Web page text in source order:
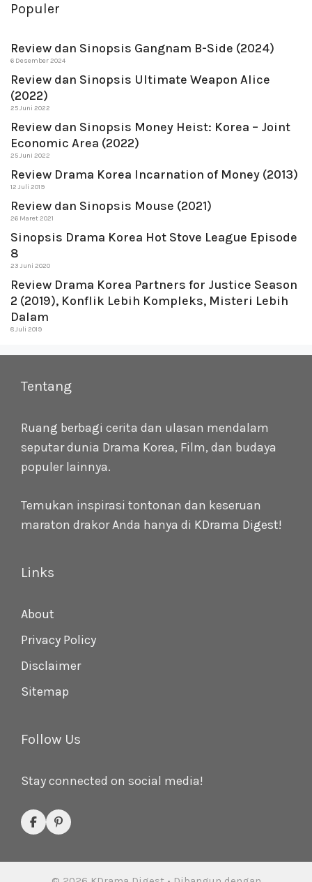
Populer
Review dan Sinopsis Gangnam B-Side (2024)
6 Desember 2024
Review dan Sinopsis Ultimate Weapon Alice
(2022)
25 Juni 2022
Review dan Sinopsis Money Heist: Korea – Joint
Economic Area (2022)
25 Juni 2022
Review Drama Korea Incarnation of Money (2013)
12 Juli 2019
Review dan Sinopsis Mouse (2021)
26 Maret 2021
Sinopsis Drama Korea Hot Stove League Episode
8
23 Juni 2020
Review Drama Korea Partners for Justice Season
2 (2019), Konflik Lebih Kompleks, Misteri Lebih
Dalam
8 Juli 2019
Tentang
Ruang berbagi cerita dan ulasan mendalam
seputar dunia Drama Korea, Film, dan budaya
populer lainnya.
Temukan inspirasi tontonan dan keseruan
maraton drakor Anda hanya di KDrama Digest!
Links
About
Privacy Policy
Disclaimer
Sitemap
Follow Us
Stay connected on social media!